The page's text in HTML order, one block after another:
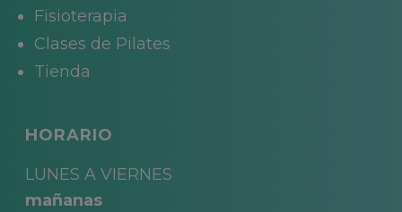
Fisioterapia
Clases de Pilates
Tienda
HORARIO
LUNES A VIERNES
mañanas